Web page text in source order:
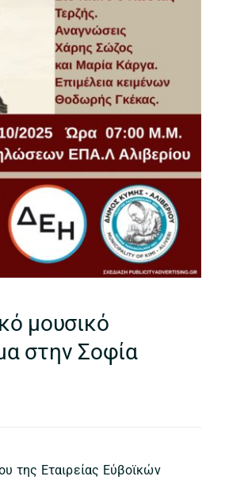
μουσικό
στην Σοφία
της Εταιρείας Εύβοϊκών